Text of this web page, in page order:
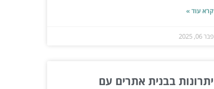
קרא עוד »
פבר 06, 2025
יתרונות בבנית אתרים עם